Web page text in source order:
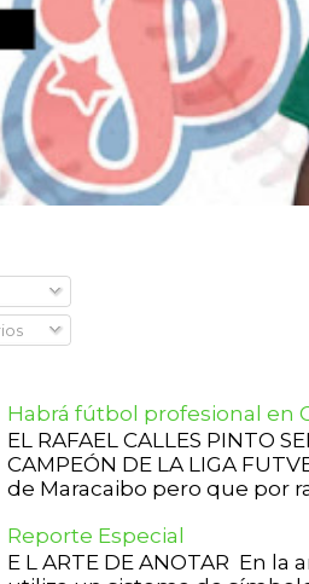
Habrá fútbol profesional en
EL RAFAEL CALLES PINTO
CAMPEÓN DE LA LIGA
de Maracaibo pero que por
Reporte Especial
E L ARTE DE ANOTAR En